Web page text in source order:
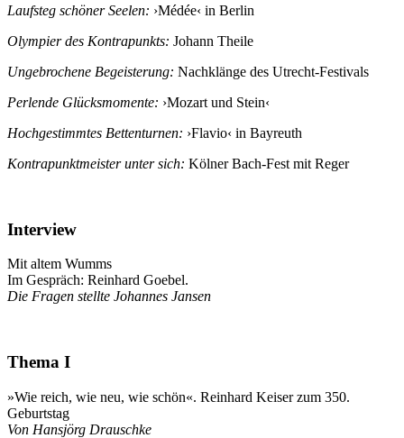
Laufsteg schöner Seelen: ›Médée‹ in Berlin
Olympier des Kontrapunkts: Johann Theile
Ungebrochene Begeisterung: Nachklänge des Utrecht-Festivals
Perlende Glücksmomente: ›Mozart und Stein‹
Hochgestimmtes Bettenturnen: ›Flavio‹ in Bayreuth
Kontrapunktmeister unter sich: Kölner Bach-Fest mit Reger
Interview
Mit altem Wumms
Im Gespräch: Reinhard Goebel.
Die Fragen stellte Johannes Jansen
Thema I
»Wie reich, wie neu, wie schön«. Reinhard Keiser zum 350.
Geburtstag
Von Hansjörg Drauschke